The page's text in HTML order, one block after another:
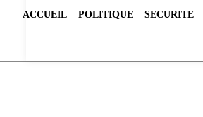
ACCUEIL POLITIQUE SECURITE